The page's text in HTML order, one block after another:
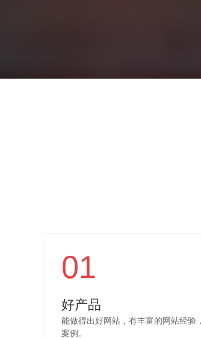
01
好产品
能做得出好网站，有丰富的网站经验
案例。